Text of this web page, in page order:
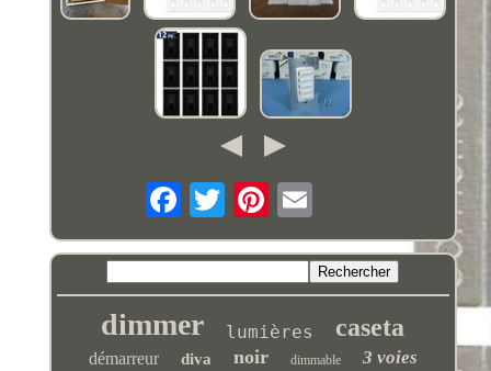
dimmer lumières caseta
démarreur diva noir dimmable 3 voies